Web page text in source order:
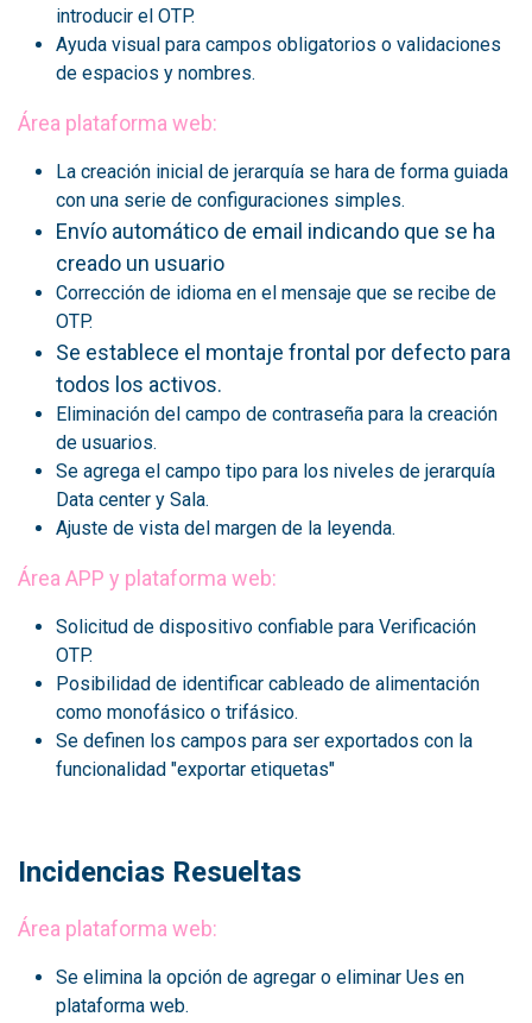
introducir el OTP.
Ayuda visual para campos obligatorios o validaciones
de espacios y nombres.
Área plataforma web:
La creación inicial de jerarquía se hara de forma guiada
con una serie de configuraciones simples.
Envío automático de email indicando que se ha
creado un usuario
Corrección de idioma en el mensaje que se recibe de
OTP.
Se establece el montaje frontal por defecto para
todos los activos.
Eliminación del campo de contraseña para la creación
de usuarios.
Se agrega el campo tipo para los niveles de jerarquía
Data center y Sala.
Ajuste de vista del margen de la leyenda.
Área APP y plataforma web:
Solicitud de dispositivo confiable para Verificación
OTP.
Posibilidad de identificar cableado de alimentación
como monofásico o trifásico.
Se definen los campos para ser exportados con la
funcionalidad "exportar etiquetas"
Incidencias Resueltas
Área plataforma web:
Se elimina la opción de agregar o eliminar Ues en
plataforma web.